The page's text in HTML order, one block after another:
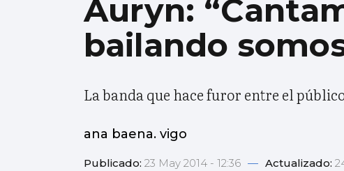
Auryn:
bailando
La banda que hace furor entre el
ana baena. vigo
Publicado: 23 May 2014 - 12:36 — Actualizado: